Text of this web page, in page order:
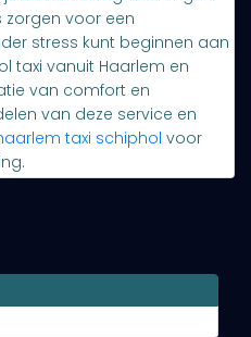
zorgen voor een
stress kunt beginnen aan
taxi vanuit Haarlem en
van comfort en
van deze service en
taxi schiphol voor